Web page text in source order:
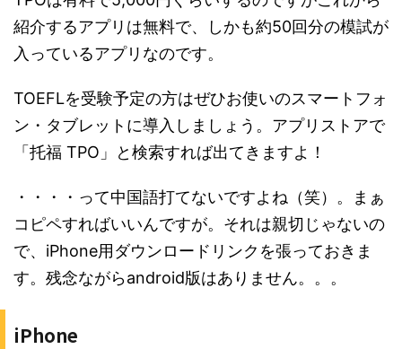
紹介するアプリは無料で、しかも約50回分の模試が
入っているアプリなのです。
TOEFLを受験予定の方はぜひお使いのスマートフォ
ン・タブレットに導入しましょう。アプリストアで
「托福 TPO」と検索すれば出てきますよ！
・・・・って中国語打てないですよね（笑）。まぁ
コピペすればいいんですが。それは親切じゃないの
で、iPhone用ダウンロードリンクを張っておきま
す。残念ながらandroid版はありません。。。
iPhone